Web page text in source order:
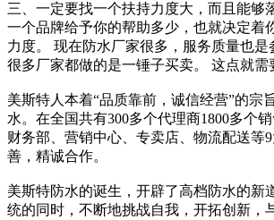
三、一定要找一个扶持力度大，而且能够
一个品牌给予你的帮助多少，也就决定着
力度。 现在防水厂家很多，服务质量也
很多厂家都做的是一锤子买卖。 这点就需
美斯特人本着“品质靠前，诚信经营”的宗
水。在全国共有300多个代理商1800多个
财务部、营销中心、专卖店、物流配送等
善，精诚合作。
美斯特防水的诞生，开辟了高档防水的新
统的同时，不断地挑战自我，开拓创新，